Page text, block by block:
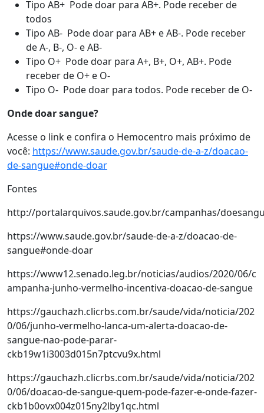
Tipo AB+ Pode doar para AB+. Pode receber de
todos
Tipo AB- Pode doar para AB+ e AB-. Pode receber
de A-, B-, O- e AB-
Tipo O+ Pode doar para A+, B+, O+, AB+. Pode
receber de O+ e O-
Tipo O- Pode doar para todos. Pode receber de O-
Onde doar sangue?
Acesse o link e confira o Hemocentro mais próximo de
você: https://www.saude.gov.br/saude-de-a-z/doacao-
de-sangue#onde-doar
Fontes
http://portalarquivos.saude.gov.br/campanhas/
https://www.saude.gov.br/saude-de-a-z/doacao-de-
sangue#onde-doar
https://www12.senado.leg.br/noticias/audios/2020/06/c
ampanha-junho-vermelho-incentiva-doacao-de-sangue
https://gauchazh.clicrbs.com.br/saude/vida/noticia/202
0/06/junho-vermelho-lanca-um-alerta-doacao-de-
sangue-nao-pode-parar-
ckb19w1i3003d015n7ptcvu9x.html
https://gauchazh.clicrbs.com.br/saude/vida/noticia/202
0/06/doacao-de-sangue-quem-pode-fazer-e-onde-fazer-
ckb1b0ovx004z015ny2lby1qc.html